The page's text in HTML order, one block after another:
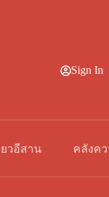
Sign In
ยวอีสาน คลังค